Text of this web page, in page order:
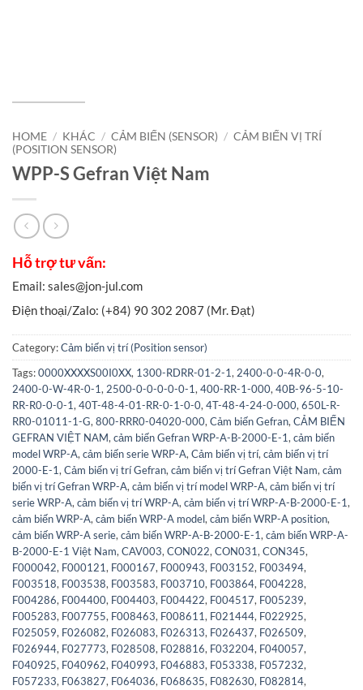
HOME / KHÁC / CẢM BIẾN (SENSOR) / CẢM BIẾN VỊ TRÍ
(POSITION SENSOR)
WPP-S Gefran Việt Nam
Category:Cảm biến vị trí (Position sensor)
Tags:0000XXXXS00I0XX, 1300-RDRR-01-2-1,2400-0-0-4R-0-0,
2400-0-W-4R-0-1,2500-0-0-0-0-0-1,400-RR-1-000,40B-96-5-10-
RR-R0-0-0-1,40T-48-4-01-RR-0-1-0-0,4T-48-4-24-0-000,650L-R-
RR0-01011-1-G,800-RRR0-04020-000,Cảm biến Gefran,CẢM BIẾN
GEFRAN VIỆT NAM,cảm biến Gefran WRP-A-B-2000-E-1,cảm biến
model WRP-A,cảm biến serie WRP-A,Cảm biến vị trí,cảm biến vị trí
2000-E-1,Cảm biến vị trí Gefran,cảm biến vị trí Gefran Việt Nam,cảm
biến vị trí Gefran WRP-A,cảm biến vị trí model WRP-A,cảm biến vị trí
serie WRP-A,cảm biến vị trí WRP-A,cảm biến vị trí WRP-A-B-2000-E-1,
cảm biến WRP-A,cảm biến WRP-A model,cảm biến WRP-A position,
cảm biến WRP-A serie,cảm biến WRP-A-B-2000-E-1,cảm biến WRP-A-
B-2000-E-1 Việt Nam,CAV003,CON022,CON031,CON345,
F000042, F000121, F000167, F000943, F003152, F003494,
F003518, F003538, F003583, F003710, F003864, F004228,
F004286, F004400, F004403, F004422, F004517, F005239,
F005283, F007755, F008463, F008611, F021444, F022925,
F025059, F026082, F026083, F026313, F026437, F026509,
F026944, F027773, F028508, F028816, F032204, F040057,
F040925, F040962, F040993, F046883, F053338, F057232,
F057233, F063827, F064036, F068635, F082630, F082814,